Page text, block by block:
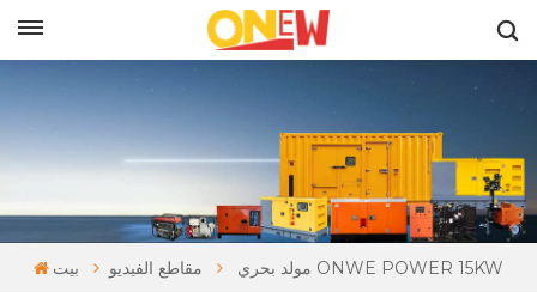
بيت مقاطع الفيديو مولد بحري ONWE POWER 15KW